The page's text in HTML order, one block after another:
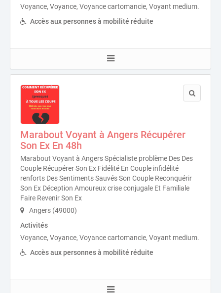
Voyance, Voyance, Voyance cartomancie, Voyant medium.
Accès aux personnes à mobilité réduite
Marabout Voyant à Angers Récupérer
Son Ex En 48h
Marabout Voyant à Angers Spécialiste problème Des Des
Couple Récupérer Son Ex Fidélité En Couple infidélité
renforts Des Sentiments Sauvés Son Couple Reconquérir
Son Ex Déception Amoureux crise conjugale Et Familiale
Faire Revenir Son Ex
Angers (49000)
Activités
Voyance, Voyance, Voyance cartomancie, Voyant medium.
Accès aux personnes à mobilité réduite